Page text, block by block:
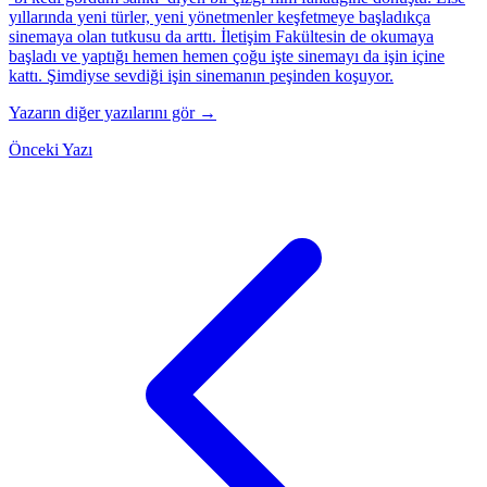
yıllarında yeni türler, yeni yönetmenler keşfetmeye başladıkça
sinemaya olan tutkusu da arttı. İletişim Fakültesin de okumaya
başladı ve yaptığı hemen hemen çoğu işte sinemayı da işin içine
kattı. Şimdiyse sevdiği işin sinemanın peşinden koşuyor.
Yazarın diğer yazılarını gör →
Önceki Yazı